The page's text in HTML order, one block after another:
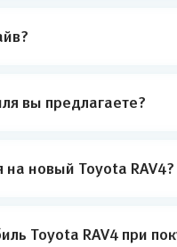
вы предлагаете?
на новый Toyota RAV4?
Toyota RAV4 при